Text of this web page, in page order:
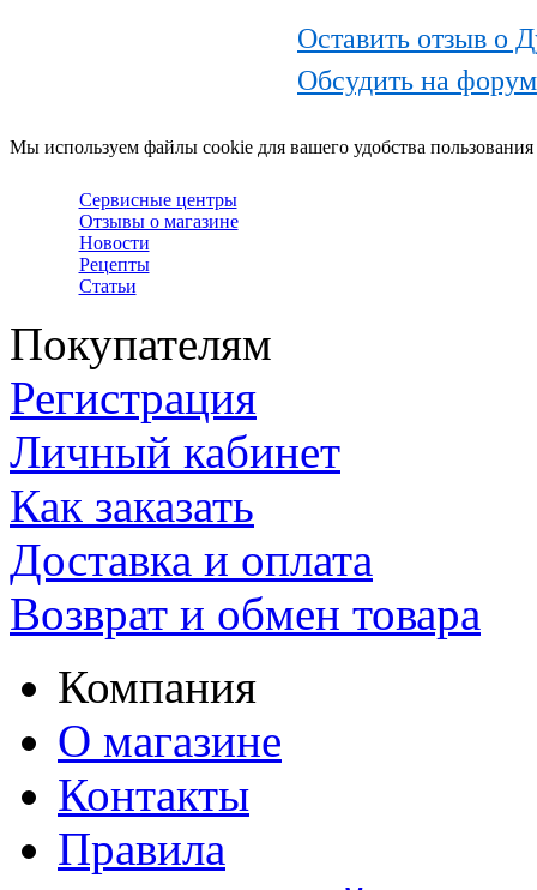
Оставить отзыв о
Обсудить на
Мы используем файлы cookie для вашего удобства
Сервисные центры
Отзывы о магазине
Новости
Рецепты
Статьи
Покупателям
Регистрация
Личный кабинет
Как заказать
Доставка и оплата
Возврат и обмен товара
Компания
О магазине
Контакты
Правила